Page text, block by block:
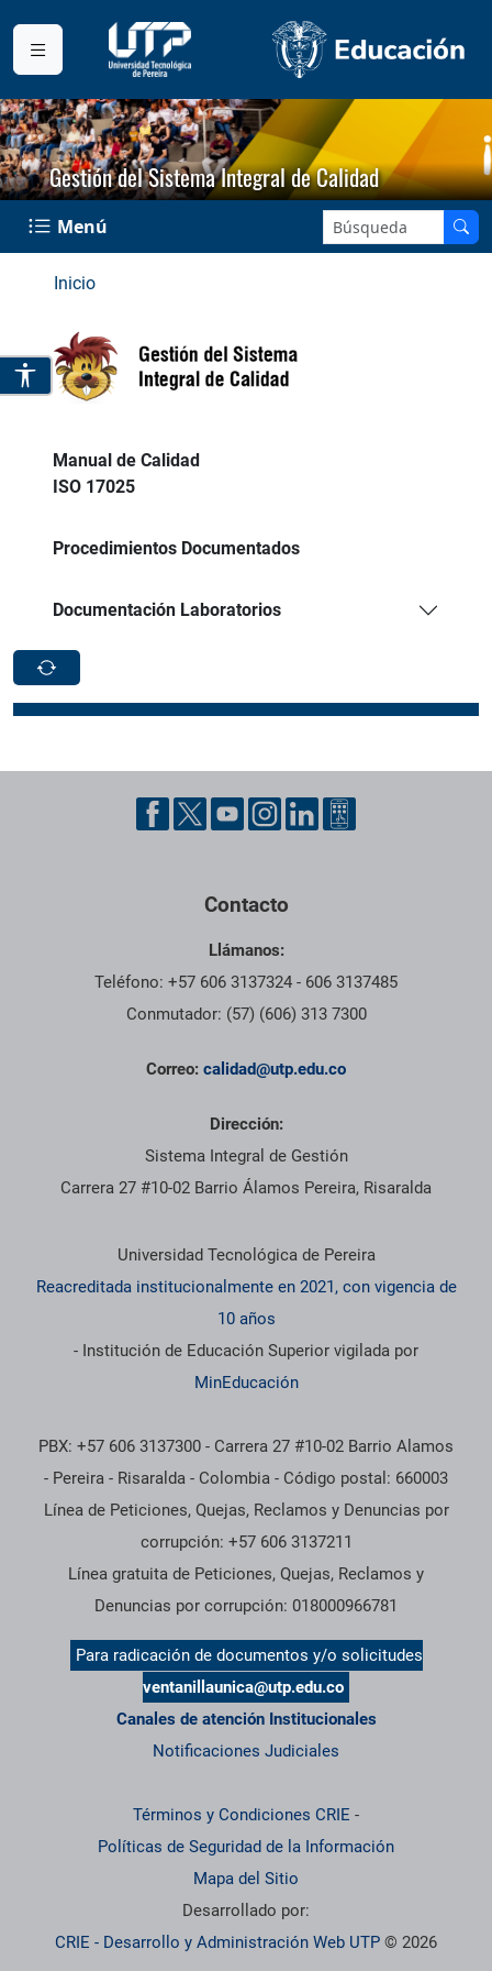
Gestión del Sistema Integral de Calidad
Menú Buscar en el sitio:
Inicio
Manual de Calidad
ISO 17025
Procedimientos Documentados
Documentación Laboratorios
Pie de página con información de contacto, redes sociales y
Contacto
Llámanos:
Teléfono: +57 606 3137324 - 606 3137485
Conmutador: (57) (606) 313 7300
Correo: calidad@utp.edu.co
Dirección:
Sistema Integral de Gestión
Carrera 27 #10-02 Barrio Álamos Pereira, Risaralda
Información institucional
Universidad Tecnológica de Pereira
Reacreditada institucionalmente en 2021, con vigencia de
10 años
- Institución de Educación Superior vigilada por
MinEducación
PBX: +57 606 3137300 - Carrera 27 #10-02 Barrio Alamos
- Pereira - Risaralda - Colombia - Código postal: 660003
Línea de Peticiones, Quejas, Reclamos y Denuncias por
corrupción: +57 606 3137211
Línea gratuita de Peticiones, Quejas, Reclamos y
Denuncias por corrupción: 018000966781
Para radicación de documentos y/o solicitudes
ventanillaunica@utp.edu.co
Canales de atención Institucionales
Notificaciones Judiciales
Términos y Condiciones CRIE -
Políticas de Seguridad de la Información
Mapa del Sitio
Desarrollado por:
CRIE - Desarrollo y Administración Web UTP © 2026